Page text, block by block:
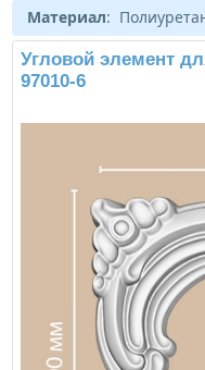
Материал:
Угловой элемент
97010-6